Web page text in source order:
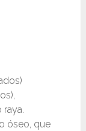
óseo, que